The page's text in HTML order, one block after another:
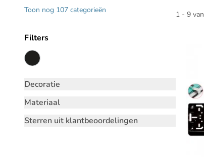
Toon nog 107 categorieën
Filters
Decoratie
Materiaal
Sterren uit klantbeoordelingen
Bestel
1 - 9